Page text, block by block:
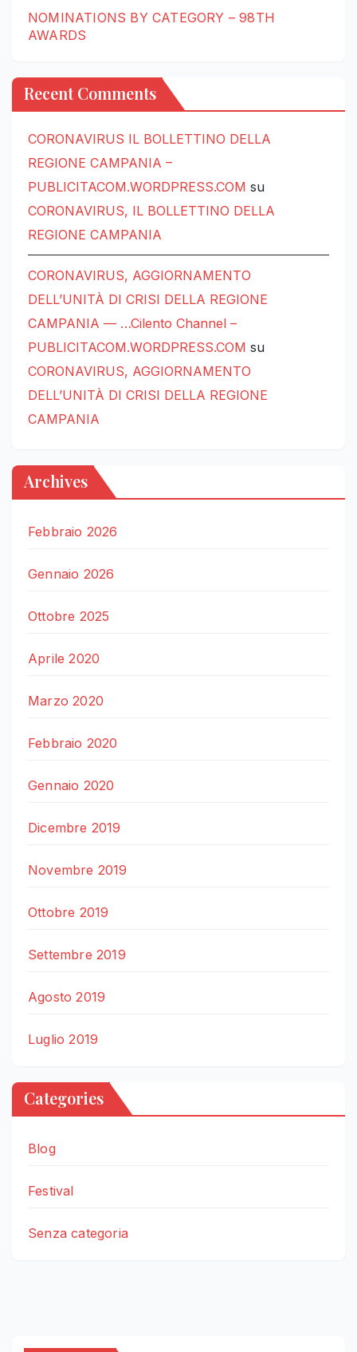
NOMINATIONS BY CATEGORY – 98TH
AWARDS
Recent Comments
CORONAVIRUS IL BOLLETTINO DELLA
REGIONE CAMPANIA –
PUBLICITACOM.WORDPRESS.COM su
CORONAVIRUS, IL BOLLETTINO DELLA
REGIONE CAMPANIA
CORONAVIRUS, AGGIORNAMENTO
DELL’UNITÀ DI CRISI DELLA REGIONE
CAMPANIA — …Cilento Channel –
PUBLICITACOM.WORDPRESS.COM su
CORONAVIRUS, AGGIORNAMENTO
DELL’UNITÀ DI CRISI DELLA REGIONE
CAMPANIA
Archives
Febbraio 2026
Gennaio 2026
Ottobre 2025
Aprile 2020
Marzo 2020
Febbraio 2020
Gennaio 2020
Dicembre 2019
Novembre 2019
Ottobre 2019
Settembre 2019
Agosto 2019
Luglio 2019
Categories
Blog
Festival
Senza categoria